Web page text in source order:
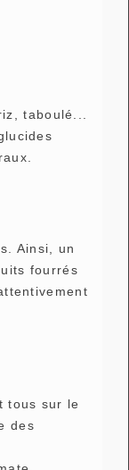
taboulé...
Ainsi, un
fourrés
tous sur le
des